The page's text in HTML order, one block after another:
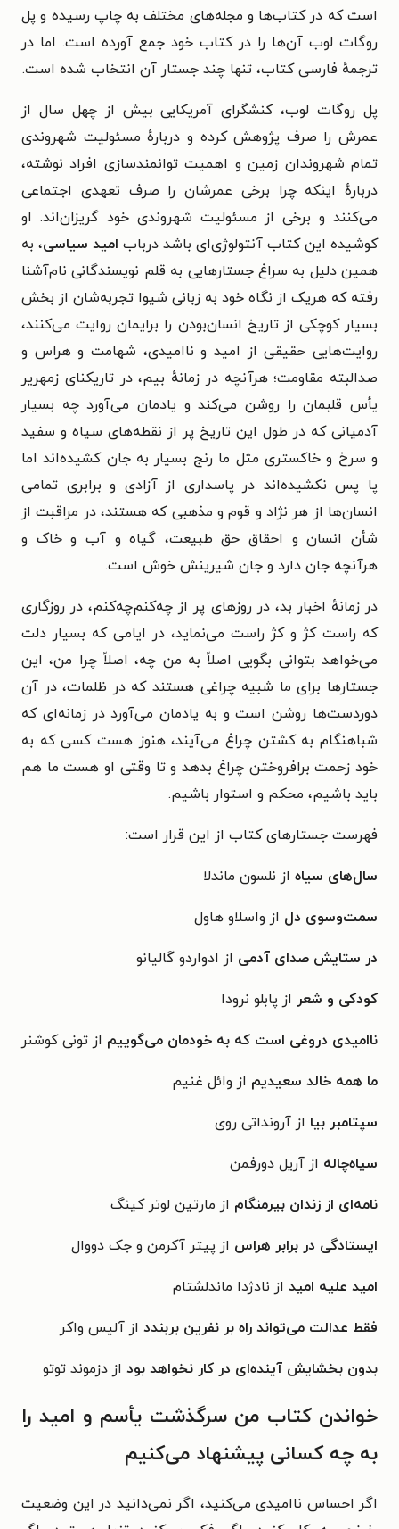
است که در کتاب‌ها و مجله‌های مختلف به چاپ رسیده و پل
روگات لوب آن‌ها را در کتاب خود جمع آورده است. اما در
ترجمهٔ فارسی کتاب، تنها چند جستار آن انتخاب شده است.
پل روگات لوب، کنشگرای آمریکایی بیش از چهل سال از
عمرش را صرف پژوهش کرده و دربارهٔ مسئولیت شهروندی
تمام شهروندان زمین و اهمیت توانمندسازی افراد نوشته،
دربارهٔ اینکه چرا برخی عمرشان را صرف تعهدی اجتماعی
می‌کنند و برخی از مسئولیت شهروندی خود گریزان‌اند. او
کوشیده این کتاب آنتولوژی‌ای باشد درباب امید سیاسی، به
همین دلیل به سراغ جستارهایی به قلم نویسندگانی نام‌آشنا
رفته که هریک از نگاه خود به زبانی شیوا تجربه‌شان از بخش
بسیار کوچکی از تاریخ انسان‌بودن را برایمان روایت می‌کنند،
روایت‌هایی حقیقی از امید و ناامیدی، شهامت و هراس و
صدالبته مقاومت؛ هرآنچه در زمانهٔ بیم، در تاریکنای زمهریر
یأس قلبمان را روشن می‌کند و یادمان می‌آورد چه بسیار
آدمیانی که در طول این تاریخ پر از نقطه‌های سیاه و سفید
و سرخ و خاکستری مثل ما رنج بسیار به جان کشیده‌اند اما
پا پس نکشیده‌اند در پاسداری از آزادی و برابری تمامی
انسان‌ها از هر نژاد و قوم و مذهبی که هستند، در مراقبت از
شأن انسان و احقاق حق طبیعت، گیاه و آب و خاک و
هرآنچه جان دارد و جان شیرینش خوش است.
در زمانهٔ اخبار بد، در روزهای پر از چه‌کنم‌چه‌کنم، در روزگاری
که راست کژ و کژ راست می‌نماید، در ایامی که بسیار دلت
می‌خواهد بتوانی بگویی اصلاً به من چه، اصلاً چرا من، این
جستارها برای ما شبیه چراغی هستند که در ظلمات، در آن
دوردست‌ها روشن است و به یادمان می‌آورد در زمانه‌ای که
شباهنگام به کشتن چراغ می‌آیند، هنوز هست کسی که به
خود زحمت برافروختن چراغ بدهد و تا وقتی او هست ما هم
باید باشیم، محکم و استوار باشیم.
فهرست جستارهای کتاب از این قرار است:
سال‌های سیاه از نلسون ماندلا
سمت‌وسوی دل از واسلاو هاول
در ستایش صدای آدمی از ادواردو گالیانو
کودکی و شعر از پابلو نرودا
ناامیدی دروغی است که به خودمان می‌گوییم از تونی کوشنر
ما همه خالد سعیدیم از وائل غنیم
سپتامبر بیا از آرونداتی روی
سیاه‌چاله از آریل دورفمن
نامه‌ای از زندان بیرمنگام از مارتین لوتر کینگ
ایستادگی در برابر هراس از پیتر آکرمن و جک دووال
امید علیه امید از نادژدا ماندلشتام
فقط عدالت می‌تواند راه بر نفرین بربندد از آلیس واکر
بدون بخشایش آینده‌ای در کار نخواهد بود از دزموند توتو
خواندن کتاب من سرگذشت یأسم و امید را
به چه کسانی پیشنهاد می‌کنیم
اگر احساس ناامیدی می‌کنید، اگر نمی‌دانید در این وضعیت